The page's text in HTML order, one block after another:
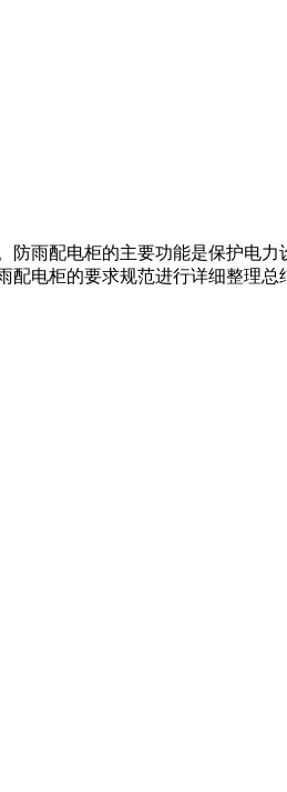
雨配电柜的主要功能是保护电
电柜的要求规范进行详细整理总